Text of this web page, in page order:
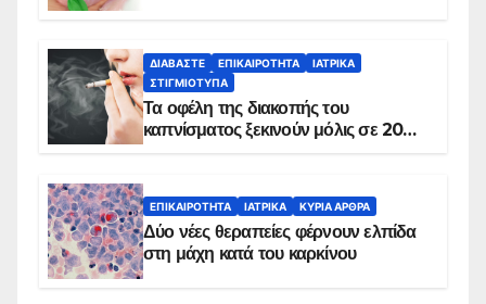
ΔΙΑΒΆΣΤΕ ΕΠΙΚΑΙΡΌΤΗΤΑ
ΙΑΤΡΙΚΆ
ΣΤΙΓΜΙΌΤΥΠΑ
Τα οφέλη της διακοπής του
καπνίσματος ξεκινούν μόλις σε 20
ΕΠΙΚΑΙΡΌΤΗΤΑ ΙΑΤΡΙΚΆ ΚΥΡΙΑ ΑΡΘΡΑ
Δύο νέες θεραπείες φέρνουν ελπίδα
στη μάχη κατά του καρκίνου